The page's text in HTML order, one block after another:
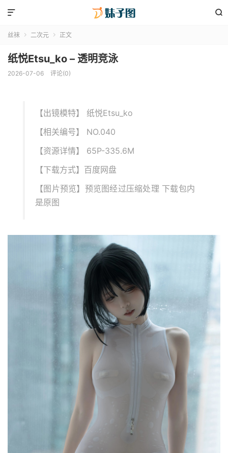


丝袜  二次元  正文
纸悦Etsu_ko – 透明竞泳
2026-07-06 评论(0)
【出镜模特】 纸悦Etsu_ko
【相关编号】 NO.040
【资源详情】 65P-335.6M
【下载方式】百度网盘
【图片预览】预览图经过压缩处理 下载包内
是原图